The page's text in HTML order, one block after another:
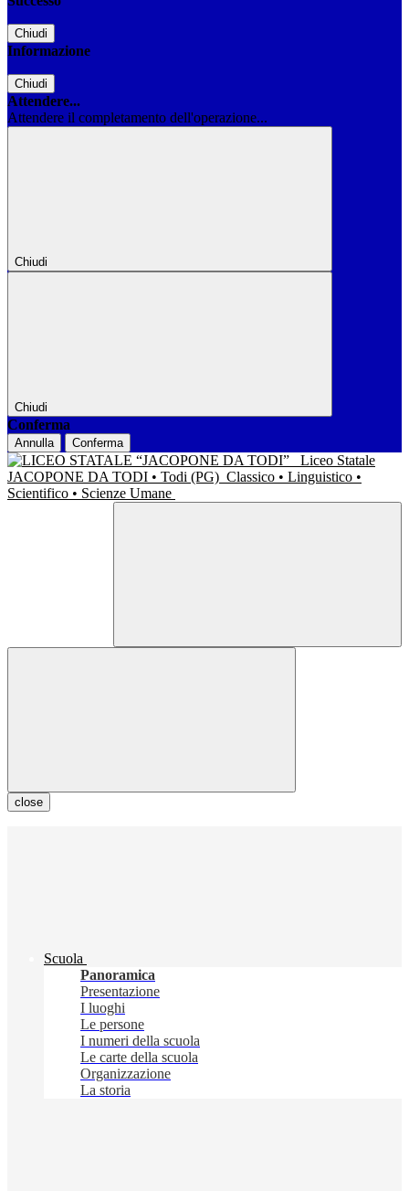
Chiudi
Informazione
Chiudi
Attendere...
Attendere il completamento dell'operazione...
Chiudi
Chiudi
Conferma
Annulla Conferma
Liceo Statale
JACOPONE DA TODI • Todi (PG) Classico • Linguistico •
Scientifico • Scienze Umane
close
Scuola
Panoramica
Presentazione
I luoghi
Le persone
I numeri della scuola
Le carte della scuola
Organizzazione
La storia